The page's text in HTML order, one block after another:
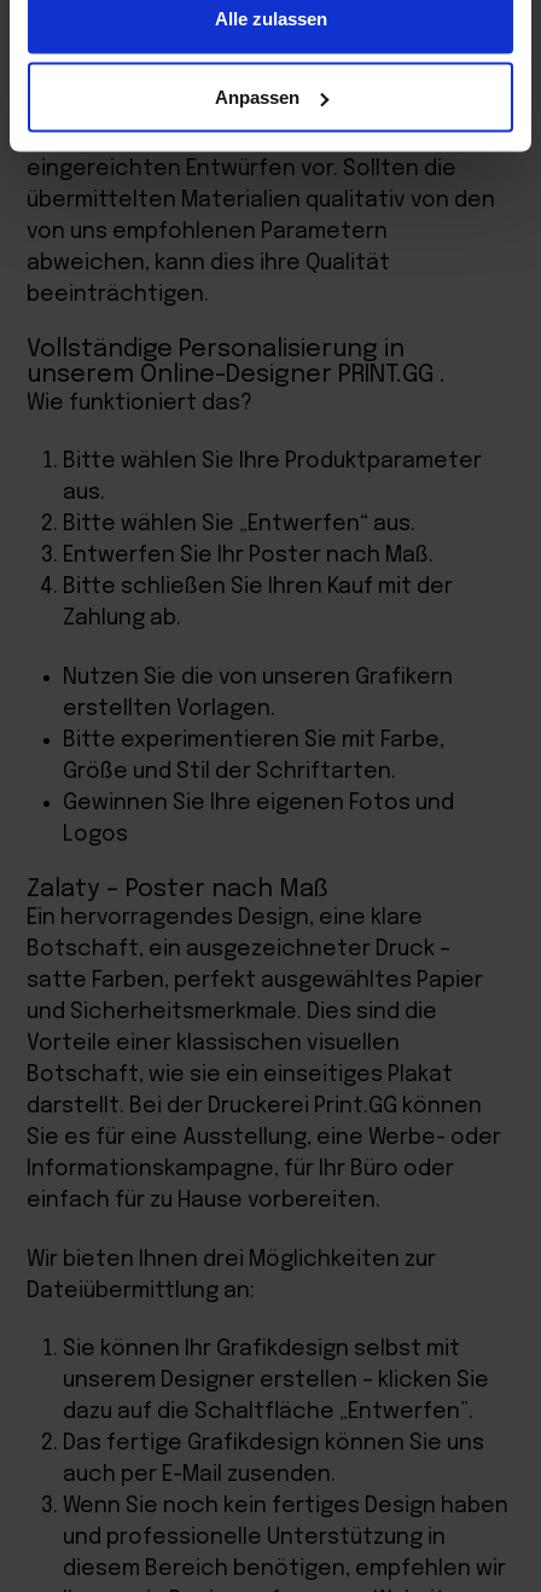
Alle zulassen
Anpassen
Bitte senden Sie Ihre Entwürfe, indem Sie die
Datei in den Online-Assistenten hochladen.
Bitte beachten Sie.Wir nehmen keine
Änderungen oder Korrekturen an den
eingereichten Entwürfen vor. Sollten die
übermittelten Materialien qualitativ von den
von uns empfohlenen Parametern
abweichen, kann dies ihre Qualität
beeinträchtigen.
Vollständige Personalisierung in
unserem Online-Designer PRINT.GG .
Wie funktioniert das?
Bitte wählen Sie Ihre Produktparameter
aus.
Bitte wählen Sie „Entwerfen“ aus.
Entwerfen Sie Ihr Poster nach Maß.
Bitte schließen Sie Ihren Kauf mit der
Zahlung ab.
Nutzen Sie die von unseren Grafikern
erstellten Vorlagen.
Bitte experimentieren Sie mit Farbe,
Größe und Stil der Schriftarten.
Gewinnen Sie Ihre eigenen Fotos und
Logos
Zalaty – Poster nach Maß
Ein hervorragendes Design, eine klare
Botschaft, ein ausgezeichneter Druck –
satte Farben, perfekt ausgewähltes Papier
und Sicherheitsmerkmale. Dies sind die
Vorteile einer klassischen visuellen
Botschaft, wie sie ein einseitiges Plakat
darstellt. Bei der Druckerei Print.GG können
Sie es für eine Ausstellung, eine Werbe- oder
Informationskampagne, für Ihr Büro oder
einfach für zu Hause vorbereiten.
Wir bieten Ihnen drei Möglichkeiten zur
Dateiübermittlung an:
Sie können Ihr Grafikdesign selbst mit
unserem Designer erstellen – klicken Sie
dazu auf die Schaltfläche „Entwerfen”.
Das fertige Grafikdesign können Sie uns
auch per E-Mail zusenden.
Wenn Sie noch kein fertiges Design haben
und professionelle Unterstützung in
diesem Bereich benötigen, empfehlen wir